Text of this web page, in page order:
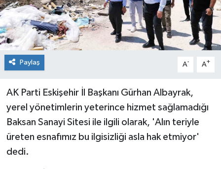
Paylaş A- A+
AK Parti Eskişehir İl Başkanı Gürhan Albayrak,
yerel yönetimlerin yeterince hizmet sağlamadığı
Baksan Sanayi Sitesi ile ilgili olarak, 'Alın teriyle
üreten esnafımız bu ilgisizliği asla hak etmiyor'
dedi.